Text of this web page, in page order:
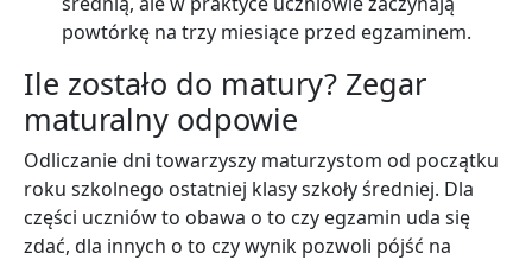
powtórkę na trzy miesiące przed egzaminem.
Ile zostało do matury? Zegar
maturalny odpowie
Odliczanie dni towarzyszy maturzystom od początku
roku szkolnego ostatniej klasy szkoły średniej. Dla
części uczniów to obawa o to czy egzamin uda się
zdać, dla innych o to czy wynik pozwoli pójść na